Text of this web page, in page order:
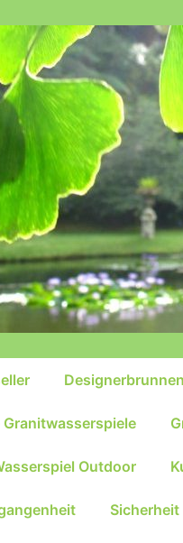
Designerbrunnen
Outdoor